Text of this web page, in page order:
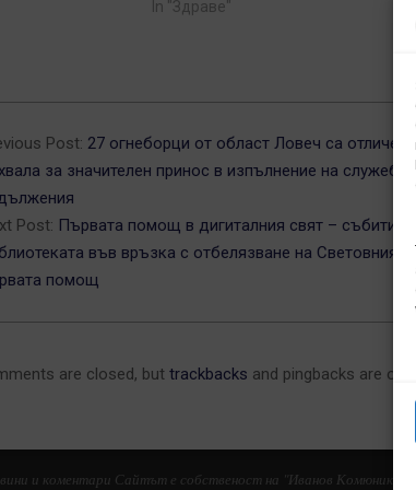
In "Здраве"
Post: 27 огнеборци от област Ловеч са
за значителен принос в изпълнение на
Post: Първата помощ в дигиталния свят – събитие
във връзка с отбелязване на Световния
помощ
are closed, but trackbacks and pingbacks are open.
и коментари Сайтът е собственост на "Иванов